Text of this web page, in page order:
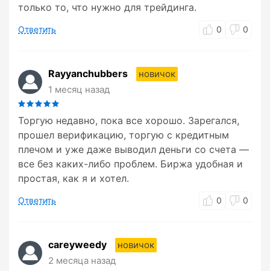
только то, что нужно для трейдинга.
Ответить 0 0
Rayyanchubbers
новичок
1 месяц назад
Торгую недавно, пока все хорошо. Зарегался,
прошел верификацию, торгую с кредитным
плечом и уже даже выводил деньги со счета —
все без каких-либо проблем. Биржа удобная и
простая, как я и хотел.
Ответить 0 0
careyweedy
новичок
2 месяца назад